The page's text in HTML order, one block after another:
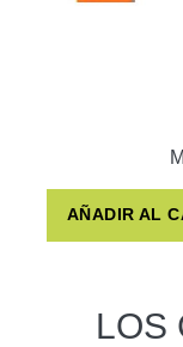
AÑADIR AL
LOS